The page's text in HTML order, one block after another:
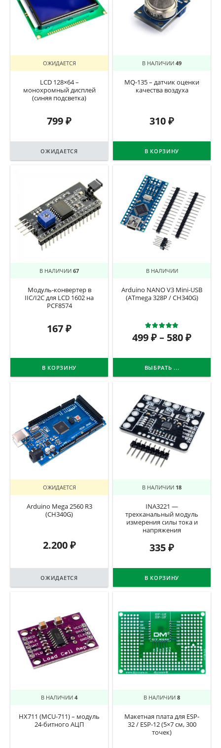
ОЖИДАЕТСЯ
LCD 128×64 –
монохромный дисплей
(синяя подсветка)
799₽
ОЖИДАЕТСЯ
В НАЛИЧИИ 49
MQ-135 – датчик оценки
качества воздуха
310₽
В КОРЗИНУ
В НАЛИЧИИ 67
Модуль-конвертер в
IIC/I2C для LCD 1602 на
PCF8574
167₽
В КОРЗИНУ
В НАЛИЧИИ
Arduino NANO V3 Mini-USB
(ATmega 328P / CH340G)
499₽– 580₽
ВЫБРАТЬ ...
ОЖИДАЕТСЯ
Arduino Mega 2560 R3
(CH340G)
2.200₽
ОЖИДАЕТСЯ
В НАЛИЧИИ 18
INA3221 —
трехканальный модуль
измерения силы тока и
напряжения
335₽
В КОРЗИНУ
В НАЛИЧИИ 4
HX711 (MCU-711) – модуль
24-битного АЦП
В НАЛИЧИИ 8
Макетная плата для ESP-
32 / ESP-12 (5×7 см, 300
точек)